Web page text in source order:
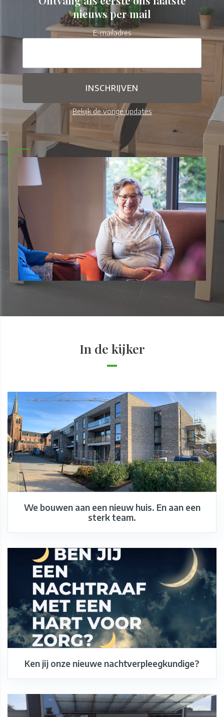
nieuws per mail
E-mailadres
Bekijk de vorige updates
In de kijker
We bouwen aan een nieuw huis. En aan een
sterk team.
Ken jij onze nieuwe nachtverpleegkundige?